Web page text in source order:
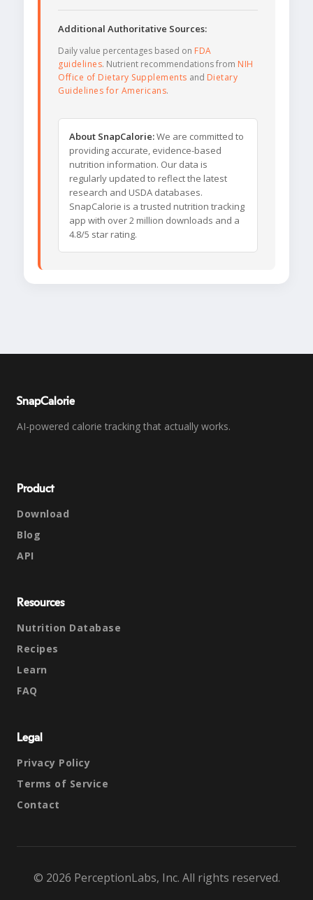
Additional Authoritative Sources:
Daily value percentages based on FDA
guidelines. Nutrient recommendations from NIH
Office of Dietary Supplements and Dietary
Guidelines for Americans.
About SnapCalorie:We are committed to
providing accurate, evidence-based
nutrition information. Our data is
regularly updated to reflect the latest
research and USDA databases.
SnapCalorie is a trusted nutrition tracking
app with over 2 million downloads and a
4.8/5 star rating.
SnapCalorie
AI-powered calorie tracking that actually works.
Product
Download
Blog
API
Resources
Nutrition Database
Recipes
Learn
FAQ
Legal
Privacy Policy
Terms of Service
Contact
© 2026 PerceptionLabs, Inc. All rights reserved.